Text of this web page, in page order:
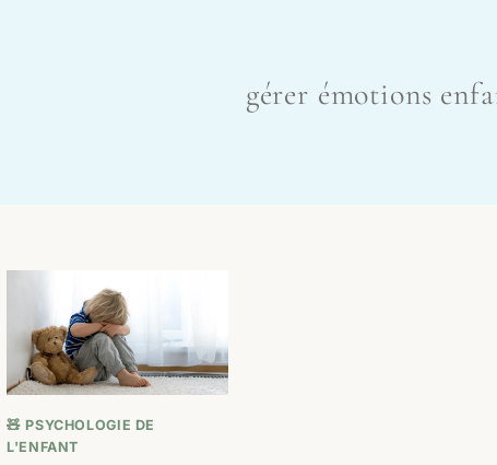
gérer émotions
🧸 PSYCHOLOGIE DE
L'ENFANT